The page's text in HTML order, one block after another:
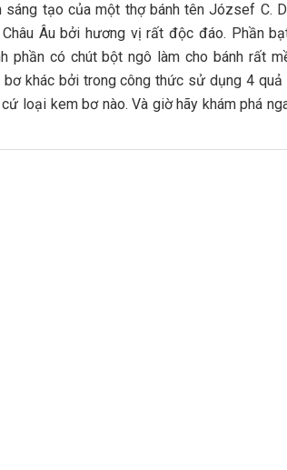
sáng tạo của một thợ bánh tên József C.
Âu bởi hương vị rất độc đáo. Phần
phần có chút bột ngô làm cho bánh rất
khác bởi trong công thức sử dụng 4
loại kem bơ nào. Và giờ hãy khám phá